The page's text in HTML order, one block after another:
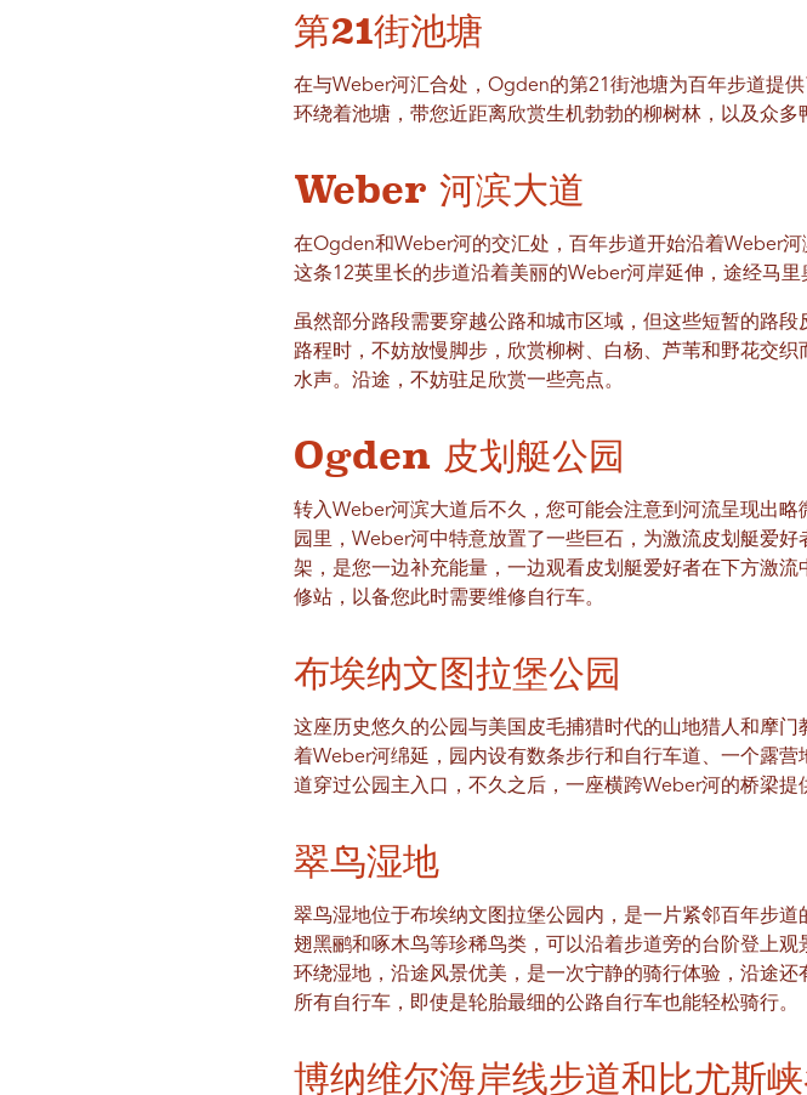
第21街池塘
在与Weber河汇合处，Ogden的第21街池塘为百年步道提
环绕着池塘，带您近距离欣赏生机勃勃的柳树林，以及众多
Weber 河滨大道
在Ogden和Weber河的交汇处，百年步道开始沿着Weber
这条12英里长的步道沿着美丽的Weber河岸延伸，途经马
虽然部分路段需要穿越公路和城市区域，但这些短暂的路
路程时，不妨放慢脚步，欣赏柳树、白杨、芦苇和野花交
水声。沿途，不妨驻足欣赏一些亮点。
Ogden 皮划艇公园
转入Weber河滨大道后不久，您可能会注意到河流呈现出
园里，Weber河中特意放置了一些巨石，为激流皮划艇爱
架，是您一边补充能量，一边观看皮划艇爱好者在下方激
修站，以备您此时需要维修自行车。
布埃纳文图拉堡公园
这座历史悠久的公园与美国皮毛捕猎时代的山地猎人和摩
着Weber河绵延，园内设有数条步行和自行车道、一个露
道穿过公园主入口，不久之后，一座横跨Weber河的桥梁提
翠鸟湿地
翠鸟湿地位于布埃纳文图拉堡公园内，是一片紧邻百年步
翅黑鹂和啄木鸟等珍稀鸟类，可以沿着步道旁的台阶登上
环绕湿地，沿途风景优美，是一次宁静的骑行体验，沿途
所有自行车，即使是轮胎最细的公路自行车也能轻松骑行。
博纳维尔海岸线步道和比尤斯